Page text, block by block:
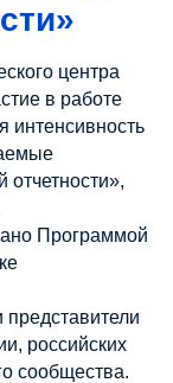
центра
в работе
интенсивность
отчетности»,
Программой
представители
российских
сообщества.